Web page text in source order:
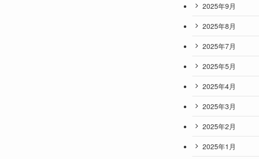
2025年9月
2025年8月
2025年7月
2025年5月
2025年4月
2025年3月
2025年2月
2025年1月